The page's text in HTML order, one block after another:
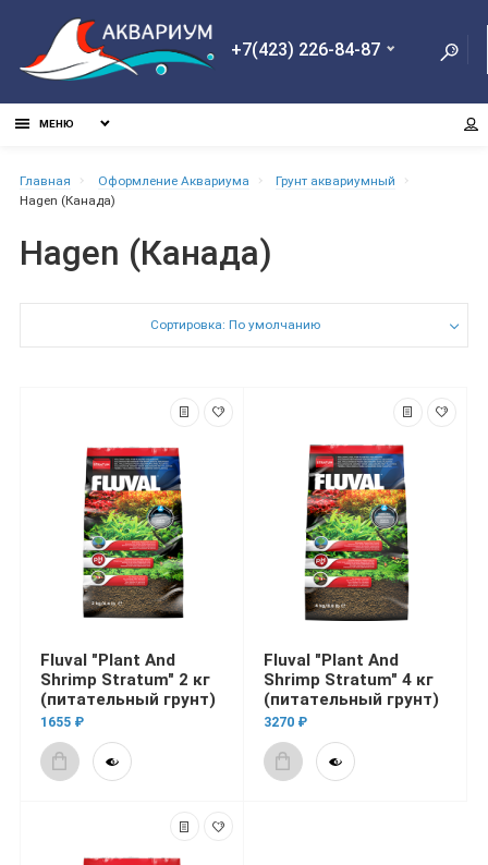
+7(423) 226-84-87
МЕНЮ
Главная Оформление Аквариума
Грунт аквариумный
Hagen (Канада)
Hagen (Канада)
Сортировка: По умолчанию
Fluval "Plant And
Shrimp Stratum" 2 кг
(питательный грунт)
1655 ₽
Fluval "Plant And
Shrimp Stratum" 4 кг
(питательный грунт)
3270 ₽